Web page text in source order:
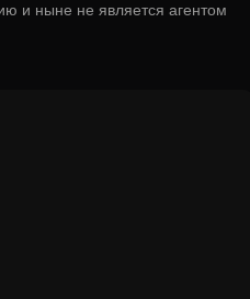
и ныне не является агентом